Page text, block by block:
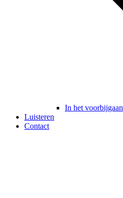
In het voorbijgaan
Luisteren
Contact